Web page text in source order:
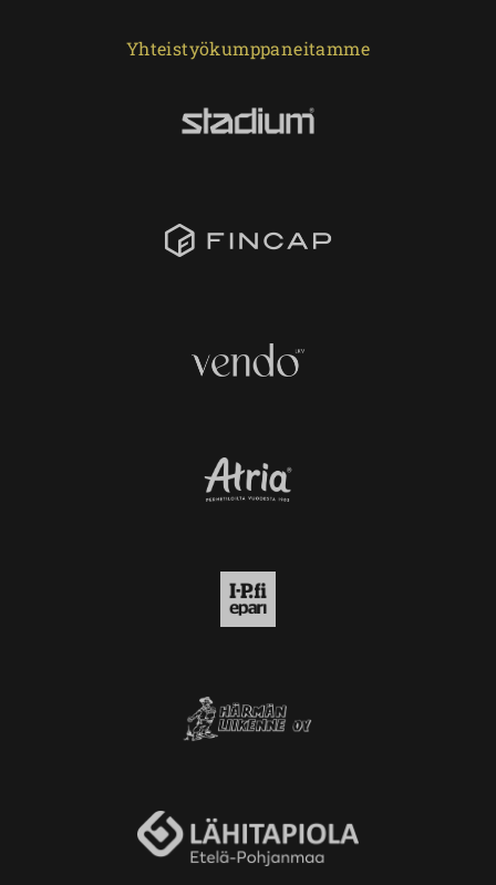
Yhteistyökumppaneitamme